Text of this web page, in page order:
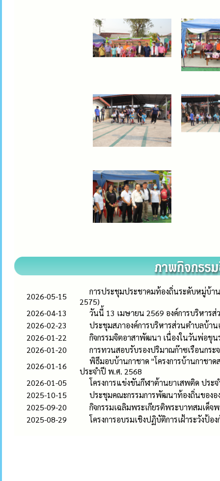
2026-05-15
การประชุมประชาคมท้องถิ่นระดับหมู่บ้
2575)
2026-04-13
วันนี้ 13 เมษายน 2569 องค์การบริหาร
2026-02-23
ประชุมสภาองค์การบริหารส่วนตำบลบ้าน
2026-01-22
กิจกรรมจิตอาสาพัฒนา เนื่องในวันพ่อขุ
2026-01-20
การทวนสอบรับรองปริมาณก๊าซเรือนกระ
2026-01-16
พิธีมอบบ้านกาชาด "โครงการบ้านกาชา
ประจำปี พ.ศ. 2568
2026-01-05
โครงการแข่งขันกีฬาต้านยาเสพติด ประ
2025-10-15
ประชุมคณะกรรมการพัฒนาท้องถิ่นของอ
2025-09-20
กิจกรรมเฉลิมพระเกียรติพระบาทสมเด็
2025-08-29
โครงการอบรมเชิงปฏิบัติการเฝ้าระวังป้